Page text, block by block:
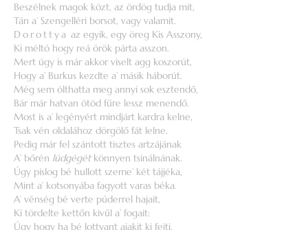
Beszélnek magok közt, az ördög tudja mit,
Tán a’ Szengelléri borsot, vagy valamit.
Dorottya az egyik, egy öreg Kis Asszony,
Ki méltó hogy reá örök párta asszon.
Mert úgy is már akkor viselt agg koszorút,
Hogy a’ Burkus kezdte a’ másik háborút.
Még sem ólthatta meg annyi sok esztendő,
Bár már hatvan ötöd fűre lessz menendő.
Most is a’ legényért mindjárt kardra kelne,
Tsak vén oldalához dörgölő fát lelne.
Pedig már fel szántott tisztes artzájának
A’ bőrén lúdgégétkönnyen tsinálnának.
Úgy pislog bé hullott szeme’ két tájjéka,
Mint a’ kotsonyába fagyott varas béka.
A’ vénség bé verte púderrel hajait,
Ki tördelte kettőn kivűl a’ fogait:
Úgy hogy ha bé lottyant ajakit ki fejti,